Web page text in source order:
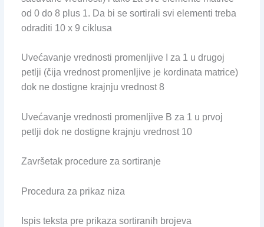
od 0 do 8 plus 1. Da bi se sortirali svi elementi treba
odraditi 10 x 9 ciklusa
Uvećavanje vrednosti promenljive I za 1 u drugoj
petlji (čija vrednost promenljive je kordinata matrice)
dok ne dostigne krajnju vrednost 8
Uvećavanje vrednosti promenljive B za 1 u prvoj
petlji dok ne dostigne krajnju vrednost 10
Završetak procedure za sortiranje
Procedura za prikaz niza
Ispis teksta pre prikaza sortiranih brojeva